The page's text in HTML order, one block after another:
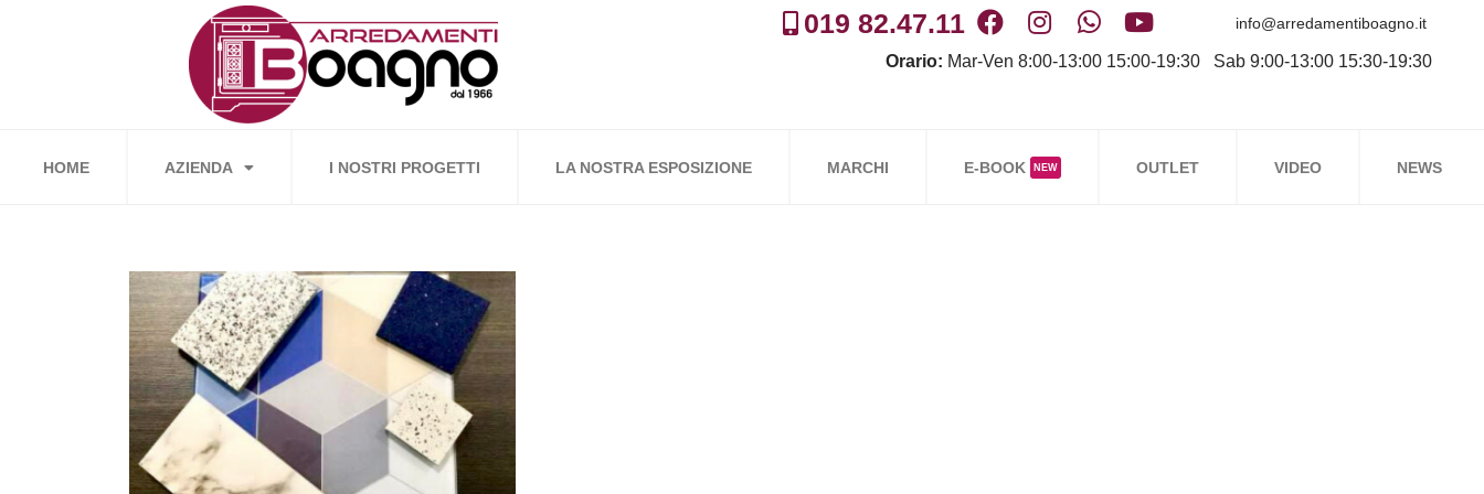
019 82.47.11 info@arredamentiboagno.it
Orario: Mar-Ven 8:00-13:00 15:00-19:30 Sab 9:00-13:00 15:30-19:30
HOME AZIENDA I NOSTRI PROGETTI LA NOSTRA ESPOSIZIONE MARCHI E-BOOK NEW OUTLET VIDEO NEWS